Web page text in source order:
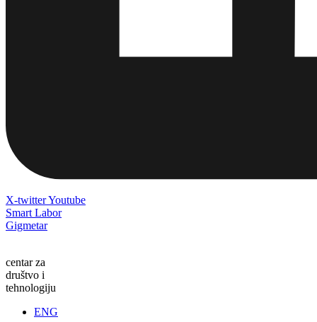
X-twitterYoutube
Smart Labor
Gigmetar
centar za
društvo i
tehnologiju
ENG